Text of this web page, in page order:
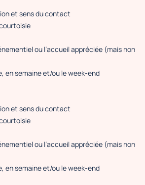
et sens du contact
ou l’accueil appréciée (mais non
en semaine et/ou le week-end
et sens du contact
ou l’accueil appréciée (mais non
en semaine et/ou le week-end